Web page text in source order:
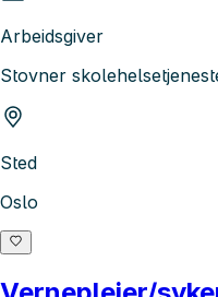
Arbeidsgiver
Stovner
Sted
Oslo